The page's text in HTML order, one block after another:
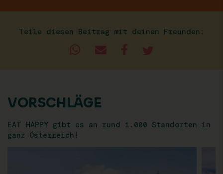
Teile diesen Beitrag mit deinen Freunden:
VORSCHLÄGE
EAT HAPPY gibt es an rund 1.000 Standorten in
ganz Österreich!